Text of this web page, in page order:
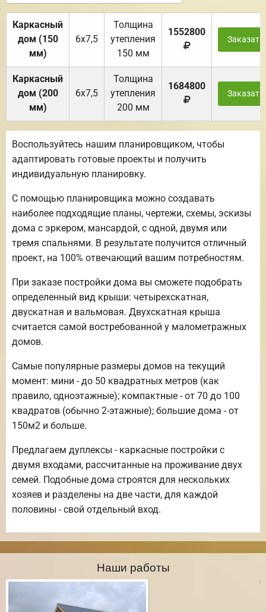
Каркасный
дом (150
мм)
6х7,5
Толщина
утепления
150 мм
1552800
Заказать
Каркасный
дом (200
мм)
6х7,5
Толщина
утепления
200 мм
1684800
Заказать
Воспользуйтесь нашим планировщиком, чтобы
адаптировать готовые проекты и получить
индивидуальную планировку.
С помощью планировщика можно создавать
наиболее подходящие планы, чертежи, схемы, эскизы
дома с эркером, мансардой, с одной, двумя или
тремя спальнями. В результате получится отличный
проект, на 100% отвечающий вашим потребностям.
При заказе постройки дома вы сможете подобрать
определенный вид крыши: четырехскатная,
двускатная и вальмовая. Двухскатная крыша
считается самой востребованной у малометражных
домов.
Самые популярные размеры домов на текущий
момент: мини - до 50 квадратных метров (как
правило, одноэтажные); компактные - от 70 до 100
квадратов (обычно 2-этажные); большие дома - от
150м2 и больше.
Предлагаем дуплексы - каркасные постройки с
двумя входами, рассчитанные на проживание двух
семей. Подобные дома строятся для нескольких
хозяев и разделены на две части, для каждой
половины - свой отдельный вход.
Наши работы